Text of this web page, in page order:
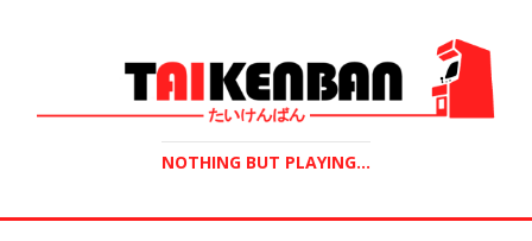
NOTHING BUT PLAYING...